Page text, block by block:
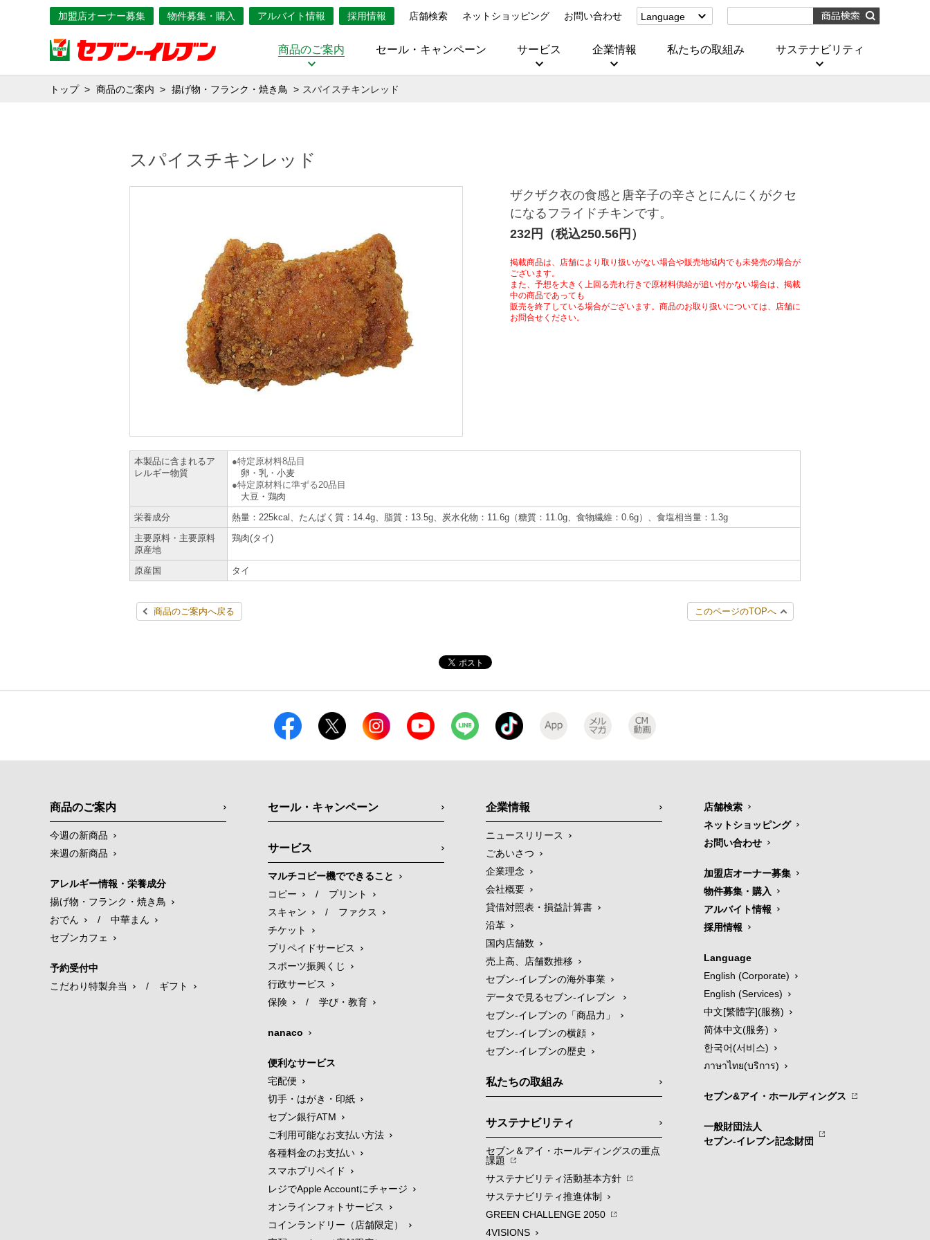
加盟店オーナー募集 物件募集・購入 アルバイト情報 採用情報 店舗検索 ネットショッピング お問い合わせ
Language
(Corporate)
商品のご案内 セール・キャンペーン サービス 企業情報 私たちの取組み サステナビリティ
トップ 商品のご案内 揚げ物・フランク・焼き鳥 スパイスチキンレッド
スパイスチキンレッド
ザクザク衣の食感と唐辛子の辛さとにんにくがクセ
になるフライドチキンです。
232円（税込250.56円）
掲載商品は、店舗により取り扱いがない場合や販売地域内でも未発売の場合が
ございます。
また、予想を大きく上回る売れ行きで原材料供給が追い付かない場合は、掲載
中の商品であっても
販売を終了している場合がございます。商品のお取り扱いについては、店舗に
お問合せください。
本製品に含まれるア
レルギー物質
特定原材料8品目
卵・乳・小麦
特定原材料に準ずる20品目
大豆・鶏肉
栄養成分
熱量：225kcal、たんぱく質：14.4g、脂質：13.5g、炭水化物：11.6g（糖質：11.0g、食物繊維：0.6g）、食塩相当量：1.3g
主要原料・主要原料
原産地
鶏肉(タイ)
原産国 タイ
商品のご案内へ戻る このページのTOPへ
商品のご案内
今週の新商品
来週の新商品
アレルギー情報・栄養成分
揚げ物・フランク・焼き鳥
おでん
/
中華まん
セブンカフェ
予約受付中
こだわり特製弁当
/ ギフト
セール・キャンペーン
サービス
マルチコピー機でできること
コピー
/
プリント
スキャン
/
ファクス
チケット
プリペイドサービス
スポーツ振興くじ
行政サービス
保険
/ 学び・教育
nanaco
便利なサービス
宅配便
切手・はがき・印紙
セブン銀行ATM
ご利用可能なお支払い方法
各種料金のお支払い
スマホプリペイド
レジでApple Accountにチャージ
オンラインフォトサービス
コインランドリー（店舗限定）
企業情報
ニュースリリース
ごあいさつ
企業理念
会社概要
貸借対照表・損益計算書
沿革
国内店舗数
売上高、店舗数推移
セブン‐イレブンの海外事業
データで見るセブン‐イレブン
セブン‐イレブンの「商品力」
セブン-イレブンの横顔
セブン-イレブンの歴史
私たちの取組み
サステナビリティ
セブン＆アイ・ホールディングスの重点
課題
サステナビリティ活動基本方針
サステナビリティ推進体制
GREEN CHALLENGE 2050
4VISIONS
店舗検索
ネットショッピング
お問い合わせ
加盟店オーナー募集
物件募集・購入
アルバイト情報
採用情報
Language
English (Corporate)
English (Services)
中文[繁體字](服務)
简体中文(服务)
한국어(서비스)
ภาษาไทย(บริการ)
セブン&アイ・ホールディングス
一般財団法人
セブン-イレブン記念財団